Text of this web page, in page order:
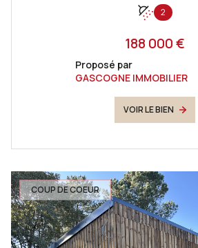
2
188 000 €
Proposé par
GASCOGNE IMMOBILIER
VOIR LE BIEN
COUP DE COEUR